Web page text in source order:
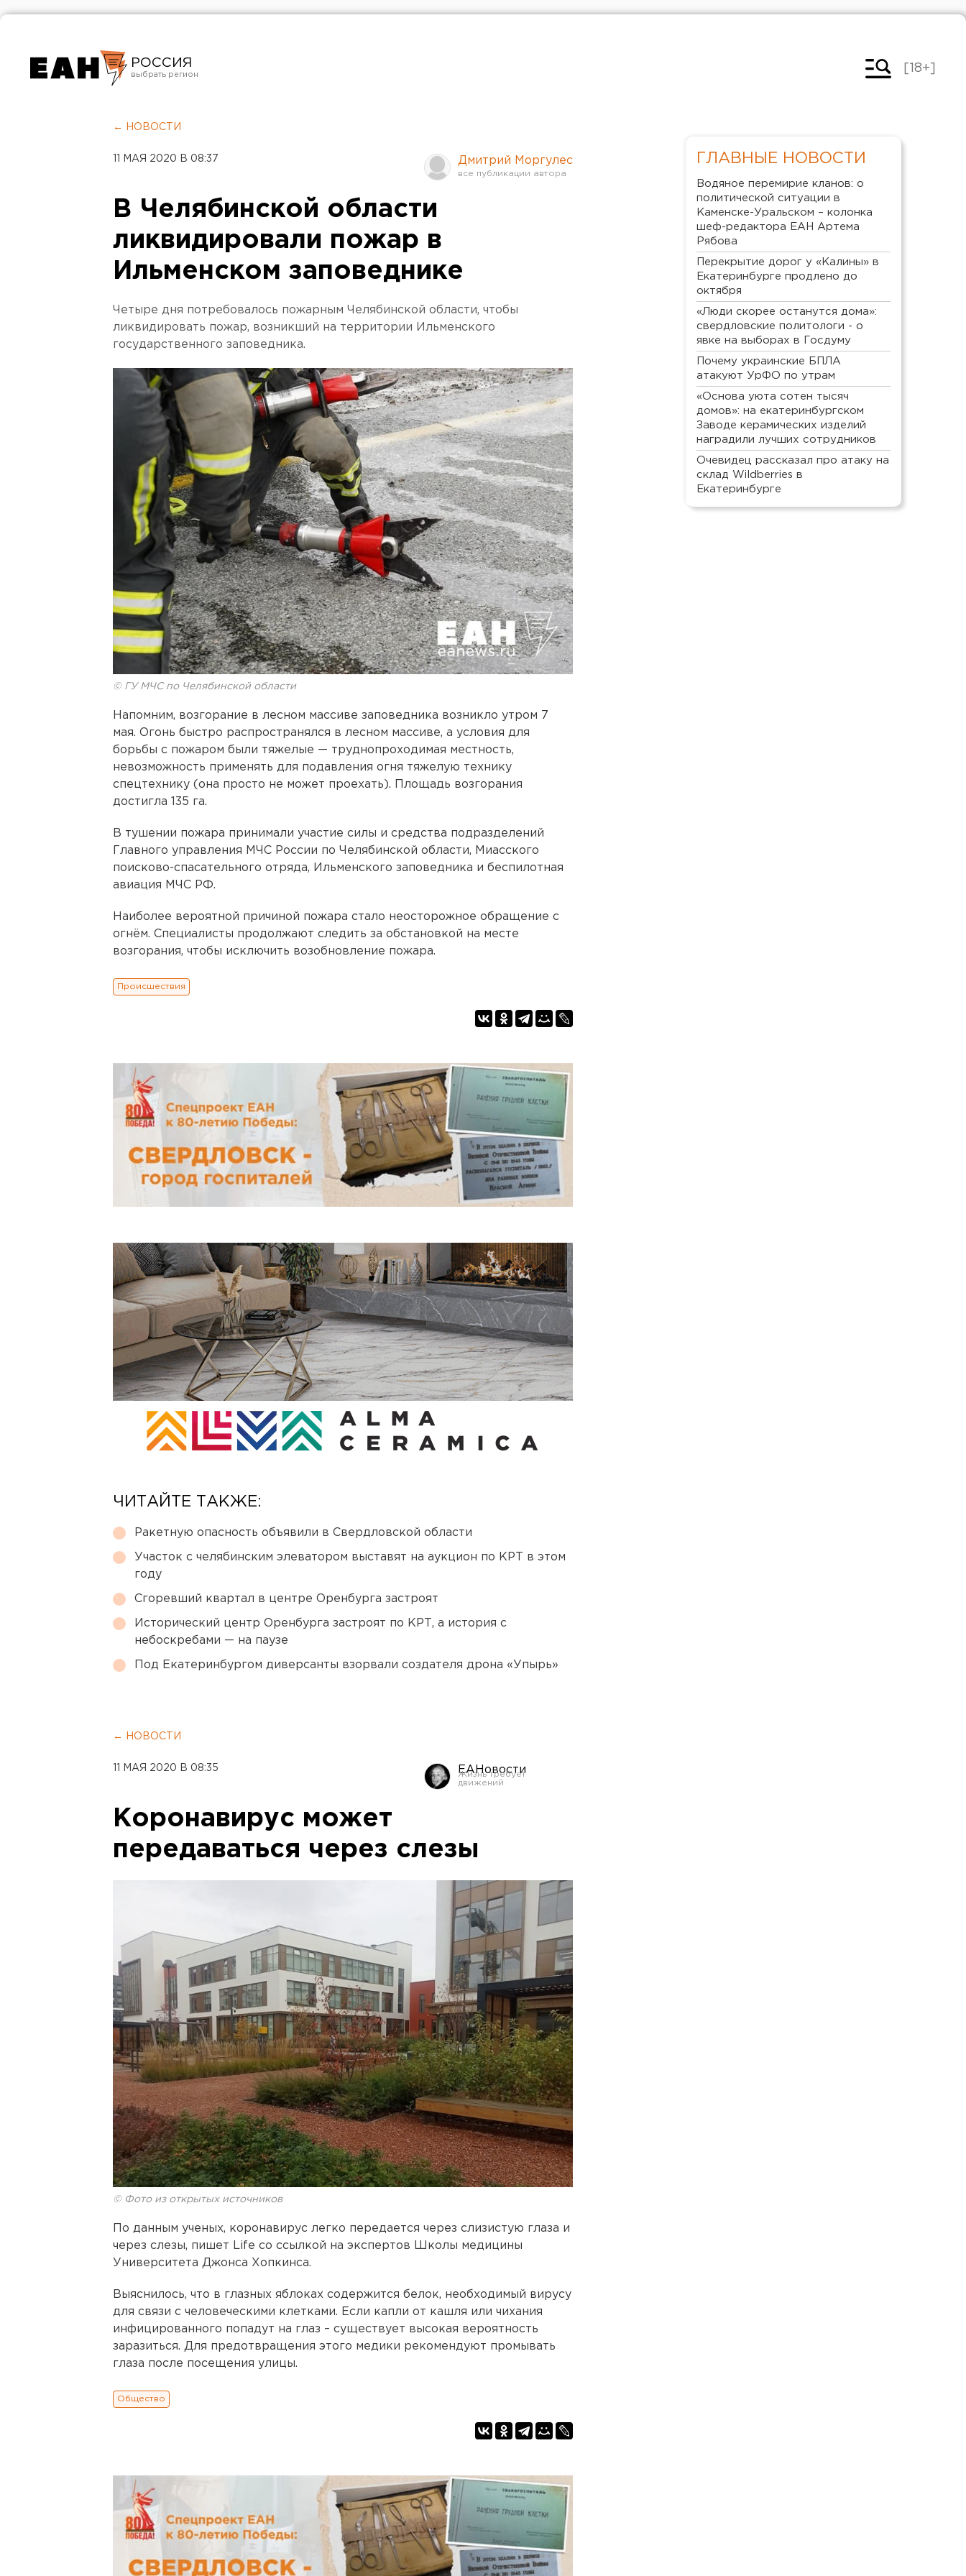
РОССИЯ
Челябинск
[18+]
← НОВОСТИ
11 МАЯ 2020 В 08:37 Дмитрий Моргулес
В Челябинской области
ликвидировали пожар в
Ильменском заповеднике
Четыре дня потребовалось пожарным Челябинской области, чтобы
ликвидировать пожар, возникший на территории Ильменского
государственного заповедника.
© ГУ МЧС по Челябинской области
Напомним, возгорание в лесном массиве заповедника возникло утром 7
мая. Огонь быстро распространялся в лесном массиве, а условия для
борьбы с пожаром были тяжелые — труднопроходимая местность,
невозможность применять для подавления огня тяжелую технику
спецтехнику (она просто не может проехать). Площадь возгорания
достигла 135 га.
В тушении пожара принимали участие силы и средства подразделений
Главного управления МЧС России по Челябинской области, Миасского
поисково-спасательного отряда, Ильменского заповедника и беспилотная
авиация МЧС РФ.
Наиболее вероятной причиной пожара стало неосторожное обращение с
огнём. Специалисты продолжают следить за обстановкой на месте
возгорания, чтобы исключить возобновление пожара.
Происшествия
ЧИТАЙТЕ ТАКЖЕ:
Ракетную опасность объявили в Свердловской области
Участок с челябинским элеватором выставят на аукцион по КРТ в этом
году
Сгоревший квартал в центре Оренбурга застроят
Исторический центр Оренбурга застроят по КРТ, а история с
небоскребами — на паузе
Под Екатеринбургом диверсанты взорвали создателя дрона «Упырь»
← НОВОСТИ
11 МАЯ 2020 В 08:35 ЕАНовости
Коронавирус может
передаваться через слезы
© Фото из открытых источников
По данным ученых, коронавирус легко передается через слизистую глаза и
через слезы, пишет Life со ссылкой на экспертов Школы медицины
Университета Джонса Хопкинса.
Выяснилось, что в глазных яблоках содержится белок, необходимый вирусу
для связи с человеческими клетками. Если капли от кашля или чихания
инфицированного попадут на глаз – существует высокая вероятность
заразиться. Для предотвращения этого медики рекомендуют промывать
глаза после посещения улицы.
Общество
ГЛАВНЫЕ НОВОСТИ
Водяное перемирие кланов: о
политической ситуации в
Каменске-Уральском – колонка
шеф-редактора ЕАН Артема
Рябова
Перекрытие дорог у «Калины» в
Екатеринбурге продлено до
октября
«Люди скорее останутся дома»:
свердловские политологи - о
явке на выборах в Госдуму
Почему украинские БПЛА
атакуют УрФО по утрам
«Основа уюта сотен тысяч
домов»: на екатеринбургском
Заводе керамических изделий
наградили лучших сотрудников
Очевидец рассказал про атаку на
склад Wildberries в
Екатеринбурге